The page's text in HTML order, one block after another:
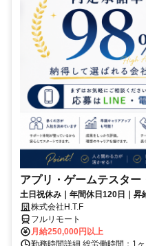
アプリ・ゲームテスター
土日祝休み｜年間休日120日｜昇
株式会社H.T.F
フルリモート
月給250,000円以上
勤務時間詳細 総労働時間：1